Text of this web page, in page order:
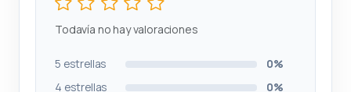
Todavía no hay valoraciones
5 estrellas
0%
4 estrellas
0%